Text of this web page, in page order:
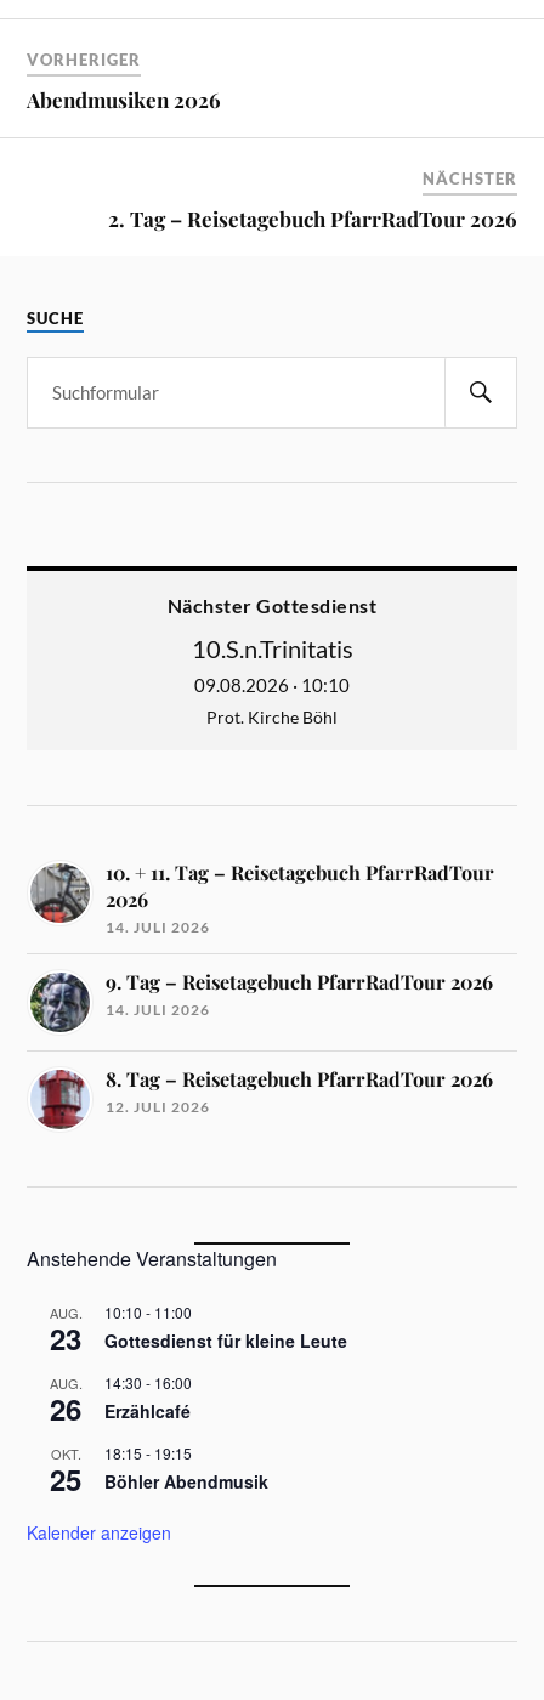
VORHERIGER
Abendmusiken 2026
NÄCHSTER
2. Tag – Reisetagebuch PfarrRadTour 2026
SUCHE
Nächster Gottesdienst
10.S.n.Trinitatis
09.08.2026 · 10:10
Prot. Kirche Böhl
10. + 11. Tag – Reisetagebuch PfarrRadTour
2026
14. JULI 2026
9. Tag – Reisetagebuch PfarrRadTour 2026
14. JULI 2026
8. Tag – Reisetagebuch PfarrRadTour 2026
12. JULI 2026
Anstehende Veranstaltungen
AUG.
23
10:10 - 11:00
Gottesdienst für kleine Leute
AUG.
26
14:30 - 16:00
Erzählcafé
OKT.
25
18:15 - 19:15
Böhler Abendmusik
Kalender anzeigen